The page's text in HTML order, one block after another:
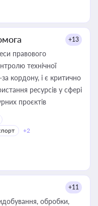
+13
правового
технічної
кордону, і є критично
ресурсів у сфері
проєктів
+2
+11
обробки,